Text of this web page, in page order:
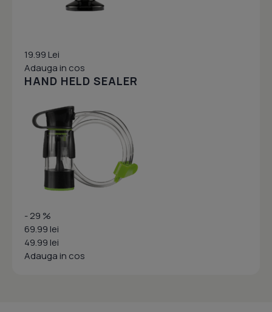
19.99 Lei
Adauga in cos
HAND HELD SEALER
- 29 %
69.99 lei
49.99 lei
Adauga in cos